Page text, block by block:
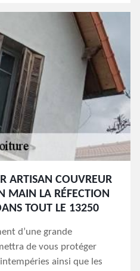
ARTISAN COUVREUR
MAIN LA RÉFECTION
TOUT LE 13250
d’une grande
de vous protéger
ainsi que les